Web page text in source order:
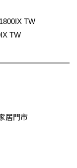
TW
TW
居門市